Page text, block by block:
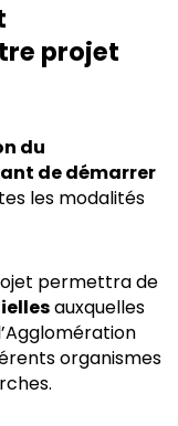
projet
du
de démarrer
les modalités
permettra de
auxquelles
organismes